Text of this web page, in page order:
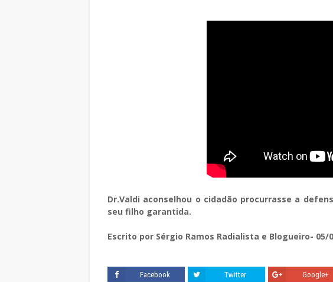
Dr.Valdi aconselhou o cidadão procurrasse a
seu filho garantida.
Escrito por Sérgio Ramos Radialista e Blogueiro- 05/
Facebook Twitter Google+